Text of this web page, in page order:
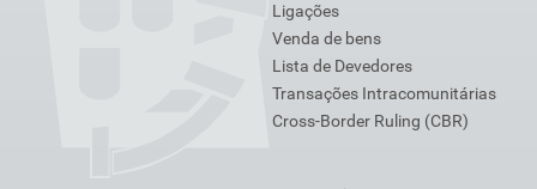
Ligações
Venda de bens
Lista de Devedores
Transações Intracomunitárias
Cross-Border Ruling (CBR)